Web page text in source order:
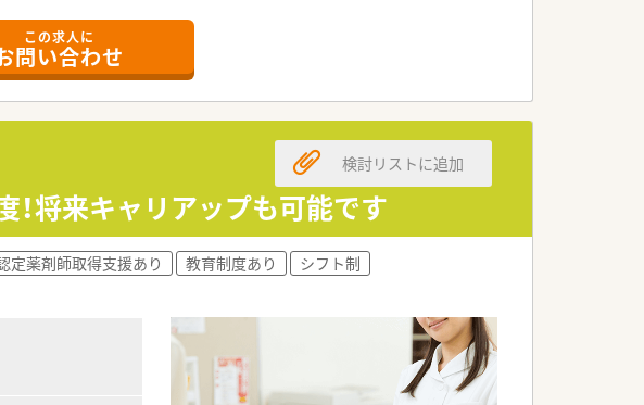
ならではの幅広い知識を習得できる魅力的な環境です。
活かして店舗運営を牽引してくださる方を切望していま
を図りながら、誠実に業務へ取り組める方を募集しま
考える向上心の高い薬剤師の方を優先して採用いたしま
ちされた地域密着型の安定した調剤薬局グループです。
化に合わせた柔軟かつ積極的な経営姿勢が特徴です。
できる技術力と設備を兼ね備えた信頼の厚い法人です。
この求人に
問い合わせ
！将来キャリアップも可能です
検討リストに追加
定薬剤師取得支援あり 教育制度あり
シフト制